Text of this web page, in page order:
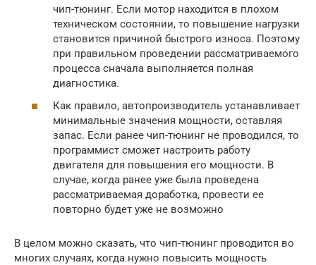
чип-тюнинг. Если мотор находится в плохом
техническом состоянии, то повышение нагрузки
становится причиной быстрого износа. Поэтому
при правильном проведении рассматриваемого
процесса сначала выполняется полная
диагностика.
Как правило, автопроизводитель устанавливает
минимальные значения мощности, оставляя
запас. Если ранее чип-тюнинг не проводился, то
программист сможет настроить работу
двигателя для повышения его мощности. В
случае, когда ранее уже была проведена
рассматриваемая доработка, провести ее
повторно будет уже не возможно
В целом можно сказать, что чип-тюнинг проводится во
многих случаях, когда нужно повысить мощность